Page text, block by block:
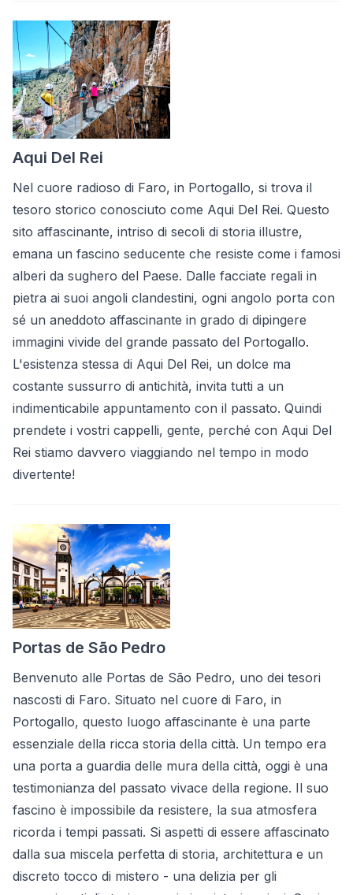
Aqui Del Rei
Nel cuore radioso di Faro, in Portogallo, si trova il
tesoro storico conosciuto come Aqui Del Rei. Questo
sito affascinante, intriso di secoli di storia illustre,
emana un fascino seducente che resiste come i famosi
alberi da sughero del Paese. Dalle facciate regali in
pietra ai suoi angoli clandestini, ogni angolo porta con
sé un aneddoto affascinante in grado di dipingere
immagini vivide del grande passato del Portogallo.
L'esistenza stessa di Aqui Del Rei, un dolce ma
costante sussurro di antichità, invita tutti a un
indimenticabile appuntamento con il passato. Quindi
prendete i vostri cappelli, gente, perché con Aqui Del
Rei stiamo davvero viaggiando nel tempo in modo
divertente!
Portas de São Pedro
Benvenuto alle Portas de São Pedro, uno dei tesori
nascosti di Faro. Situato nel cuore di Faro, in
Portogallo, questo luogo affascinante è una parte
essenziale della ricca storia della città. Un tempo era
una porta a guardia delle mura della città, oggi è una
testimonianza del passato vivace della regione. Il suo
fascino è impossibile da resistere, la sua atmosfera
ricorda i tempi passati. Si aspetti di essere affascinato
dalla sua miscela perfetta di storia, architettura e un
discreto tocco di mistero - una delizia per gli